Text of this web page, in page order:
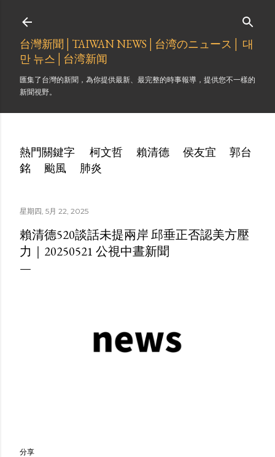
台灣新聞│TAIWAN NEWS│台湾のニュース│ 대
만 뉴스│台湾新闻
匯集了台灣的新聞，為你提供最新、最完整的時事報導，提供您不一樣的
新聞視野。
熱門關鍵字 柯文哲 賴清德 侯友宜
郭台
銘
颱風 肺炎
星期四, 5月 22, 2025
賴清德520談話未提兩岸 邱垂正否認美方壓
力｜20250521 公視中晝新聞
分享